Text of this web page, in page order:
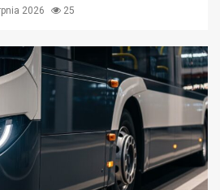
2026 25